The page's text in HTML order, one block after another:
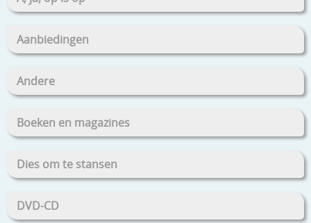
Aanbiedingen
Andere
Boeken en magazines
Dies om te stansen
DVD-CD